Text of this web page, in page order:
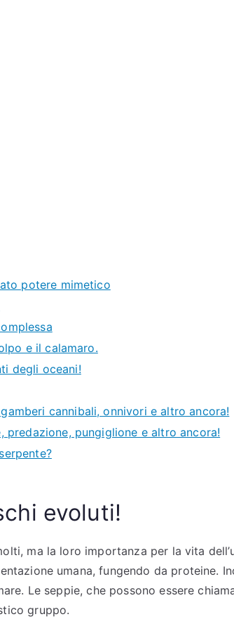
potere mimetico
e il calamaro.
degli oceani!
cannibali, onnivori e altro ancora!
predazione, pungiglione e altro ancora!
evoluti!
ma la loro importanza per la vita
umana, fungendo da proteine.
Le seppie, che possono essere
gruppo.